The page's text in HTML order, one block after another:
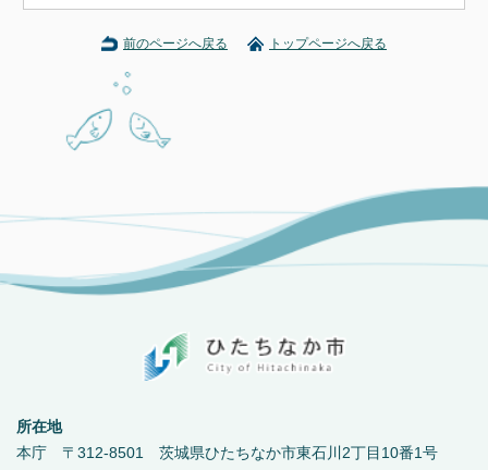
前のページへ戻る トップページへ戻る
所在地
本庁 〒312-8501 茨城県ひたちなか市東石川2丁目10番1号